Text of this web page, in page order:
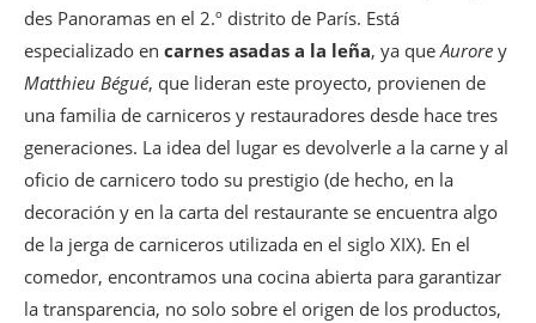
des Panoramas en el 2.º distrito de París. Está
especializado en carnes asadas a la leña, ya queAurore y
Matthieu Bégué, que lideran este proyecto, provienen de
una familia de carniceros y restauradores desde hace tres
generaciones. La idea del lugar es devolverle a la carne y al
oficio de carnicero todo su prestigio (de hecho, en la
decoración y en la carta del restaurante se encuentra algo
de la jerga de carniceros utilizada en el siglo XIX). En el
comedor, encontramos una cocina abierta para garantizar
la transparencia, no solo sobre el origen de los productos,